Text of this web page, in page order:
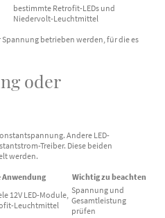
bestimmte Retrofit-LEDs und
Niedervolt-Leuchtmittel
betrieben werden, für die es
oder
Andere LED-
Treiber. Diese beiden
werden.
Anwendung
Wichtig zu beachten
12V LED-Module,
Leuchtmittel
Spannung und
Gesamtleistung
prüfen